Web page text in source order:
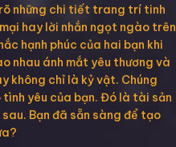
những chi tiết trang trí tinh
hay lời nhắn ngọt ngào trên
hạnh phúc của hai bạn khi
nhau ánh mắt yêu thương và
không chỉ là kỷ vật. Chúng
yêu của bạn. Đó là tài sản
Bạn đã sẵn sàng để tạo